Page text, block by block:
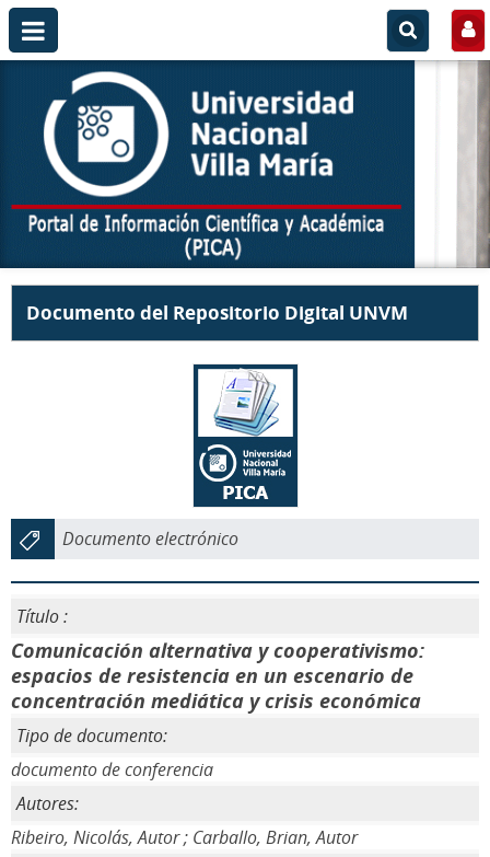
Documento del Repositorio Digital UNVM
Documento electrónico
Título :
Comunicación alternativa y cooperativismo:
espacios de resistencia en un escenario de
concentración mediática y crisis económica
Tipo de documento:
documento de conferencia
Autores:
Ribeiro, Nicolás, Autor ; Carballo, Brian, Autor